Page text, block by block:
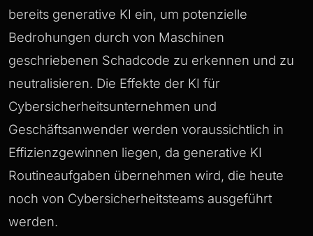
bereits generative KI ein, um potenzielle
Bedrohungen durch von Maschinen
geschriebenen Schadcode zu erkennen und zu
neutralisieren. Die Effekte der KI für
Cybersicherheitsunternehmen und
Geschäftsanwender werden voraussichtlich in
Effizienzgewinnen liegen, da generative KI
Routineaufgaben übernehmen wird, die heute
noch von Cybersicherheitsteams ausgeführt
werden.